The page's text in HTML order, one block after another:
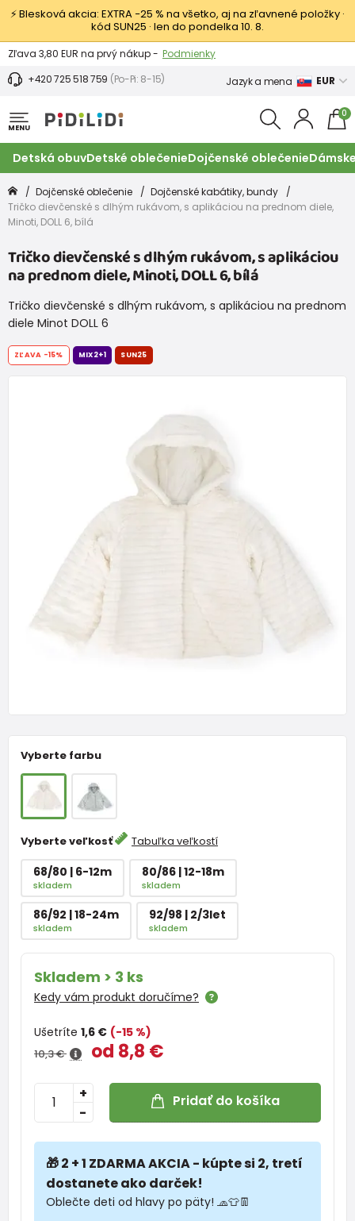
⚡ Blesková akcia: EXTRA −25 % na všetko, aj na zľavnené položky ·
kód SUN25 · len do pondelka 10. 8.
Výmena a vrátenie tovaru - Zobraziť
Zľava 3,80 EUR na prvý nákup - Podmienky
+420 725 518 759 (Po-Pi: 8-15) Jazyk a mena EUR
MENU
0
Detská obuvDetské oblečenieDojčenské oblečenie
Dojčenské oblečenie
Dojčenské kabátiky, bundy
Tričko dievčenské s dlhým rukávom, s aplikáciou na prednom diele,
Minoti, DOLL 6, bílá
Tričko dievčenské s dlhým rukávom, s aplikáciou
na prednom diele, Minoti, DOLL 6, bílá
Tričko dievčenské s dlhým rukávom, s aplikáciou na prednom
diele Minot DOLL 6
Vyberte farbu
Vyberte veľkosť Tabuľka veľkostí
68/80 | 6-12m
skladem
80/86 | 12-18m
skladem
86/92 | 18-24m
skladem
92/98 | 2/3let
skladem
Skladem > 3 ks
Kedy vám produkt doručíme?
Ušetríte 1,6 € (-15 %)
10,3 € od 8,8 €
-
+ Pridať do košíka
🎁 2 + 1 ZDARMA AKCIA - kúpte si 2, tretí
dostanete ako darček!
Oblečte deti od hlavy po päty! 🧢👕👖
ZĽAVA -15% MIX2+1 SUN25